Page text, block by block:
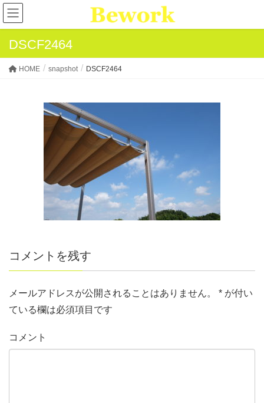
DSCF2464
HOME snapshot DSCF2464
コメントを残す
メールアドレスが公開されることはありません。 * が付い
ている欄は必須項目です
コメント